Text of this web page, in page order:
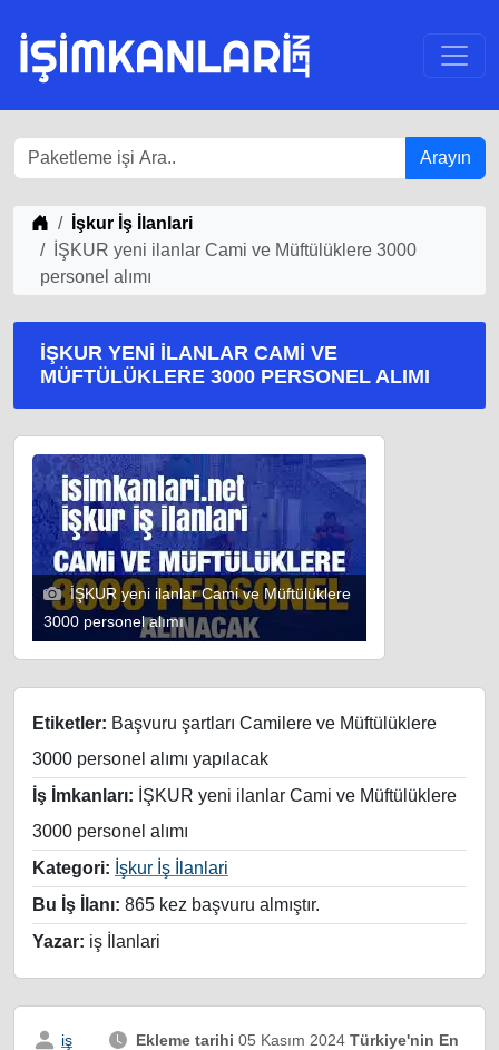
Arayın
iş Fikirleri
İşkur İş İlanlari
İŞKUR yeni ilanlar Cami ve Müftülüklere 3000
personel alımı
İŞKUR YENI ILANLAR CAMI VE
MÜFTÜLÜKLERE 3000 PERSONEL ALIMI
İŞKUR yeni ilanlar Cami ve Müftülüklere
3000 personel alımı
Etiketler: Başvuru şartları Camilere ve Müftülüklere
3000 personel alımı yapılacak
İş İmkanları: İŞKUR yeni ilanlar Cami ve Müftülüklere
3000 personel alımı
Kategori: İşkur İş İlanlari
Bu İş İlanı: 865 kez başvuru almıştır.
Yazar: iş İlanlari
iş
Ekleme tarihi 05 Kasım 2024 Türkiye'nin En